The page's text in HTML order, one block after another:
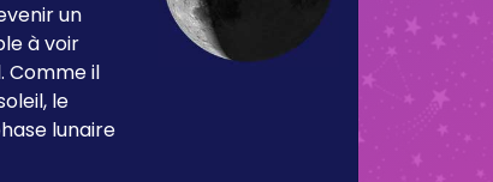
un
à voir
Comme il
le
lunaire